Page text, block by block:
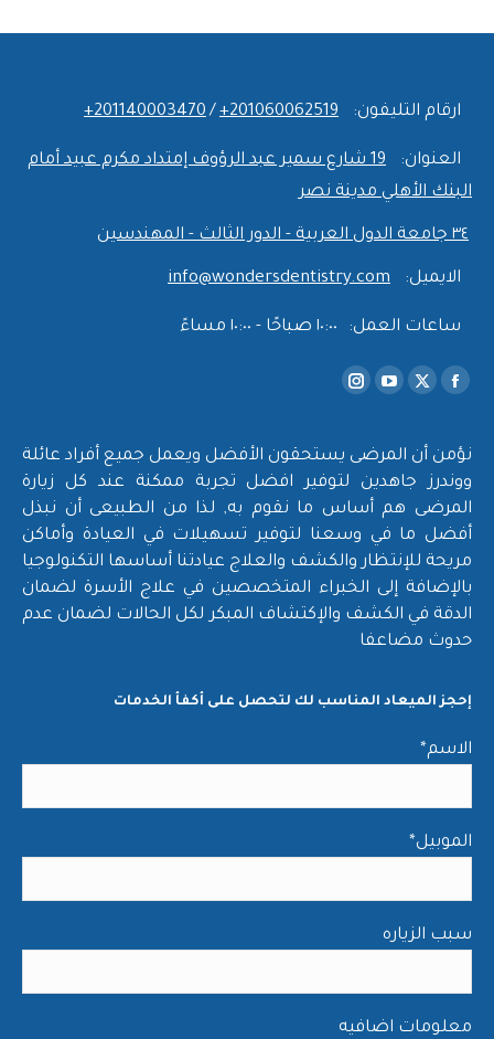
ارقام التليفون: ‎+201140003470/ ‎+201060062519
العنوان:
19 شارع سمير عبد الرؤوف إمتداد مكرم عبيد أمام
البنك الأهلي مدينة نصر
٣٤ جامعة الدول العربية - الدور الثالث - المهندسين
الايميل: info@wondersdentistry.com
ساعات العمل: ١٠:٠٠ صباحًا - ١٠:٠٠ مساءً
Find us on:
Facebook
opens
in
new
window
X
opens
in
new
window
YouTube
opens
in
new
window
Instagram
opens
in
new
window
نؤمن أن المرضى يستحقون الأفضل ويعمل جميع أفراد عائلة
ووندرز جاهدين لتوفير افضل تجربة ممكنة عند كل زيارة
المرضى هم أساس ما نقوم به, لذا من الطبيعى أن نبذل
أفضل ما في وسعنا لتوفير تسهيلات في العيادة وأماكن
مريحة للإنتظار والكشف والعلاج عيادتنا أساسها التكنولوجيا
بالإضافة إلى الخبراء المتخصصين في علاج الأسرة لضمان
الدقة في الكشف والإكتشاف المبكر لكل الحالات لضمان عدم
حدوث مضاعفا
إحجز الميعاد المناسب لك لتحصل على أكفأ الخدمات
*الاسم
*الموبيل
سبب الزياره
معلومات اضافيه